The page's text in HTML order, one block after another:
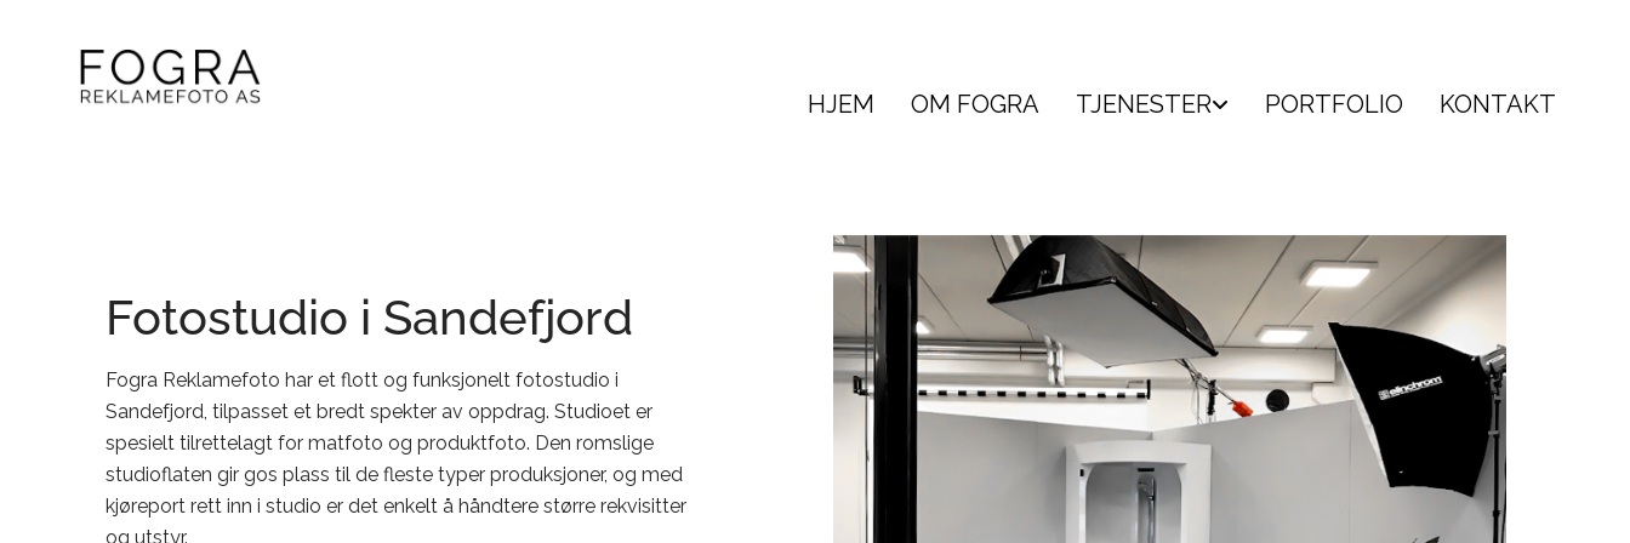
HJEM OM FOGRA TJENESTER PORTFOLIO KONTAKT
Fotostudio i Sandefjord
Fogra Reklamefoto har et flott og funksjonelt fotostudio i
Sandefjord, tilpasset et bredt spekter av oppdrag. Studioet er
spesielt tilrettelagt for matfoto og produktfoto. Den romslige
studioflaten gir gos plass til de fleste typer produksjoner, og med
kjøreport rett inn i studio er det enkelt å håndtere større rekvisitter
og utstyr.